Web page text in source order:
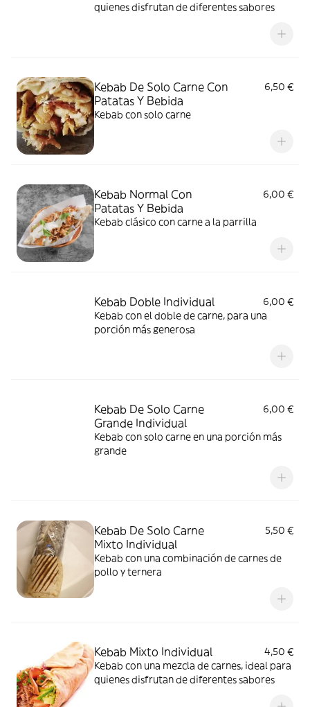
quienes disfrutan de diferentes sabores
Kebab De Solo Carne Con
Patatas Y Bebida
6,50 €
Kebab con solo carne
Kebab Normal Con
Patatas Y Bebida
6,00 €
Kebab clásico con carne a la parrilla
Kebab Doble Individual
6,00 €
Kebab con el doble de carne, para una
porción más generosa
Kebab De Solo Carne
Grande Individual
6,00 €
Kebab con solo carne en una porción más
grande
Kebab De Solo Carne
Mixto Individual
5,50 €
Kebab con una combinación de carnes de
pollo y ternera
Kebab Mixto Individual
4,50 €
Kebab con una mezcla de carnes, ideal para
quienes disfrutan de diferentes sabores